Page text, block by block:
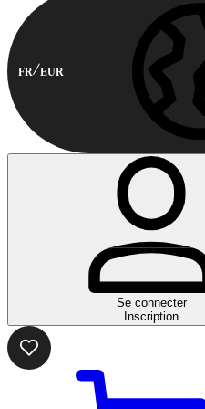
FR EUR
Se connecter
Inscription